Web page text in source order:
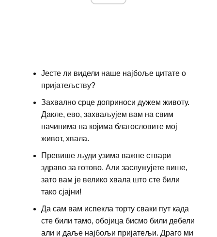
Јесте ли видели наше најбоље цитате о
пријатељству?
Захвално срце доприноси дужем животу.
Дакле, ево, захваљујем вам на свим
начинима на којима благословите мој
живот, хвала.
Превише људи узима важне ствари
здраво за готово. Али заслужујете више,
зато вам је велико хвала што сте били
тако сјајни!
Да сам вам испекла торту сваки пут када
сте били тамо, обојица бисмо били дебели
али и даље најбољи пријатељи. Драго ми